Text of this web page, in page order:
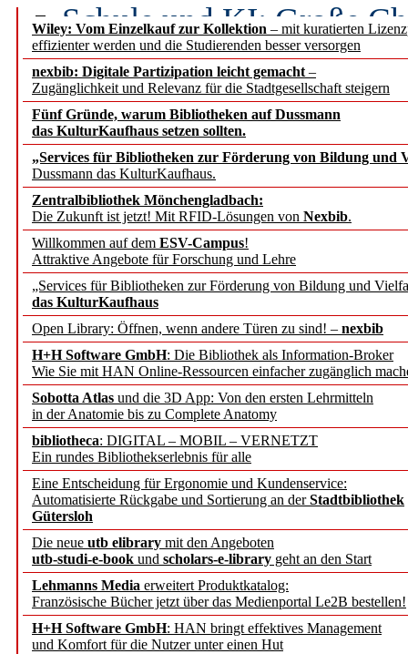
Wiley: Vom Einzelkauf zur Kollektion – mit kuratierten
effizienter werden und die Studierenden besser versorgen
nexbib: Digitale Partizipation leicht gemacht –
Zugänglichkeit und Relevanz für die Stadtgesellschaft steigern
Fünf Gründe, warum Bibliotheken auf Dussmann
das KulturKaufhaus setzen sollten.
„Services für Bibliotheken zur Förderung von Bildung und
Dussmann das KulturKaufhaus.
Zentralbibliothek Mönchengladbach:
Die Zukunft ist jetzt! Mit RFID-Lösungen von Nexbib.
Willkommen auf dem ESV-Campus!
Attraktive Angebote für Forschung und Lehre
„Services für Bibliotheken zur Förderung von Bildung und
das KulturKaufhaus
Open Library: Öffnen, wenn andere Türen zu sind! – nexbib
H+H Software GmbH: Die Bibliothek als Information-Broker
Wie Sie mit HAN Online-Ressourcen einfacher zugänglich
Sobotta Atlas und die 3D App: Von den ersten Lehrmitteln
in der Anatomie bis zu Complete Anatomy
bibliotheca: DIGITAL – MOBIL – VERNETZT
Ein rundes Bibliothekserlebnis für alle
Eine Entscheidung für Ergonomie und Kundenservice:
Automatisierte Rückgabe und Sortierung an derStadtbibliothek
Gütersloh
Die neue utb elibrary mit den Angeboten
utb-studi-e-book und scholars-e-library geht an den Start
Lehmanns Media erweitert Produktkatalog:
Französische Bücher jetzt über das Medienportal Le2B bestellen!
H+H Software GmbH: HAN bringt effektives Management
und Komfort für die Nutzer unter einen Hut
Schule und KI: Große
Voraussetzungen
Erfolgreiches erstes
Segment Research –
angepasst
konstruktiv!
Mohr Siebeck
und die Zeitschrift für
Francke Attempto
EBSCO Information
Recherchefunktionen in
Sorbisches Institut neu
Geschichte und
Künstliche Intelligenz
besser zu verstehen